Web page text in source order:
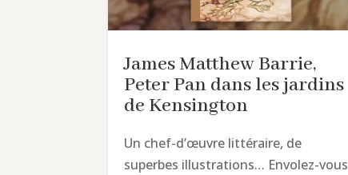
James Matthew Barrie,
Peter Pan dans les jardins
de Kensington
Un chef-d’œuvre littéraire, de
superbes illustrations… Envolez-vous